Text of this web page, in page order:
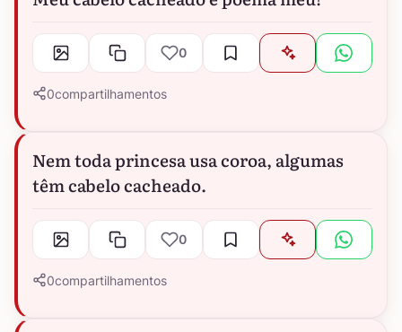
0
0compartilhamentos
Nem toda princesa usa coroa, algumas
têm cabelo cacheado.
0
0compartilhamentos